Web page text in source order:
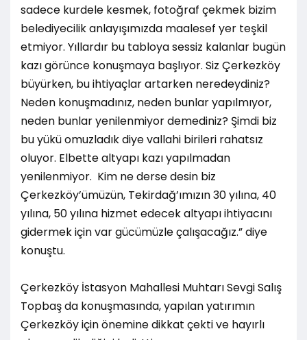
sadece kurdele kesmek, fotoğraf çekmek bizim
belediyecilik anlayışımızda maalesef yer teşkil
etmiyor. Yıllardır bu tabloya sessiz kalanlar bugün
kazı görünce konuşmaya başlıyor. Siz Çerkezköy
büyürken, bu ihtiyaçlar artarken neredeydiniz?
Neden konuşmadınız, neden bunlar yapılmıyor,
neden bunlar yenilenmiyor demediniz? Şimdi biz
bu yükü omuzladık diye vallahi birileri rahatsız
oluyor. Elbette altyapı kazı yapılmadan
yenilenmiyor. Kim ne derse desin biz
Çerkezköy’ümüzün, Tekirdağ’ımızın 30 yılına, 40
yılına, 50 yılına hizmet edecek altyapı ihtiyacını
gidermek için var gücümüzle çalışacağız.” diye
konuştu.
Çerkezköy İstasyon Mahallesi Muhtarı Sevgi Salış
Topbaş da konuşmasında, yapılan yatırımın
Çerkezköy için önemine dikkat çekti ve hayırlı